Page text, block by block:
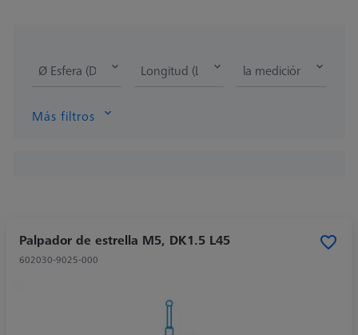
Ø Esfera (DK) Longitud (L) la medición de la
Más filtros
Palpador de estrella M5, DK1.5 L45
602030-9025-000